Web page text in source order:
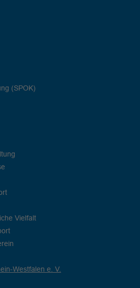
(SPOK)
Vielfalt
Westfalen e. V.